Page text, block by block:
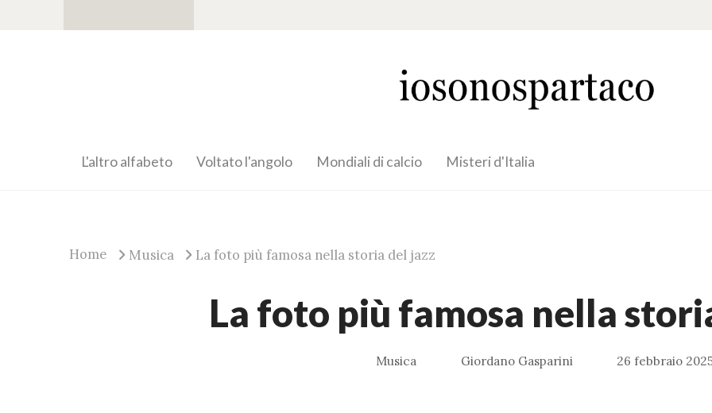
L'altro alfabeto Voltato l'angolo Mondiali di calcio Misteri d'Italia
Home Musica La foto più famosa nella storia del jazz
La foto più famosa nella
Musica Giordano Gasparini 26 febbraio